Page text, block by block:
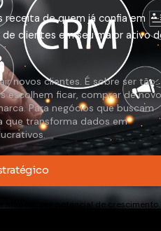
receita de quem já confia em
de clientes em seu maior ativo
novos clientes. É sobre ser tão
escolhem ficar, comprar de novo
Para negócios que buscam
que transforma dados em
mapear seu potencial de crescimento.